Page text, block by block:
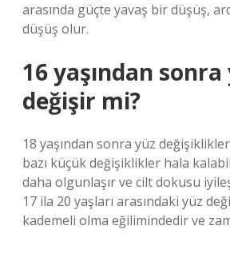
arasında güçte yavaş bir düşüş,
düşüş olur.
16 yaşından sonra
değişir mi?
18 yaşından sonra yüz
bazı küçük değişiklikler hala
daha olgunlaşır ve cilt dokusu
17 ila 20 yaşları arasındaki yüz
kademeli olma eğilimindedir ve